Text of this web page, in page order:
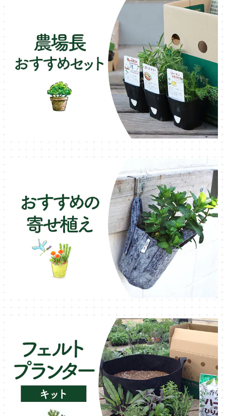
イチゴをおいしく育てたい
マロウ・ハーブ苗
ヒソップ・ハーブ苗
オレガノ・ハーブ苗
ラベンダー・ハーブ苗
ローズマリー・ハーブ苗
ガーデンベジタ・イタリア野菜
樹脂製 / プラ製プランター
ファイバー製プランター
ブリキ製プランター
オーニング
シェード
テーブル・チェア・ベンチ